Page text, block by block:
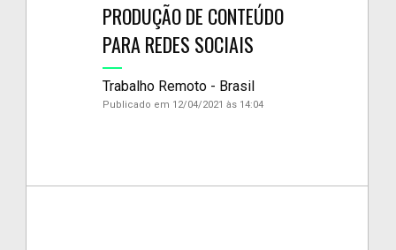
PRODUÇÃO DE CONTEÚDO
PARA REDES SOCIAIS
Trabalho Remoto - Brasil
Publicado em 12/04/2021 às 14:04